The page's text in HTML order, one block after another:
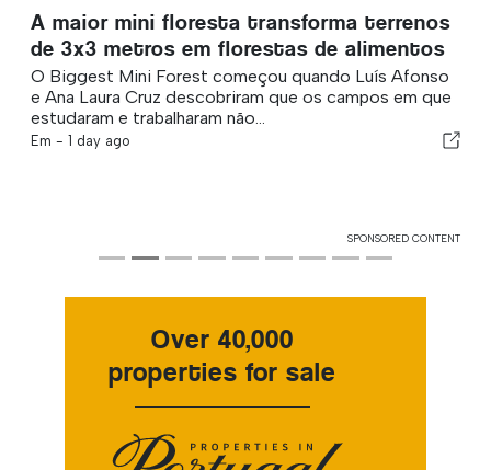
A maior mini floresta transforma terrenos
de 3x3 metros em florestas de alimentos
O Biggest Mini Forest começou quando Luís Afonso
e Ana Laura Cruz descobriram que os campos em que
estudaram e trabalharam não...
Em - 1 day ago
SPONSORED CONTENT
Over 40,000
properties for sale